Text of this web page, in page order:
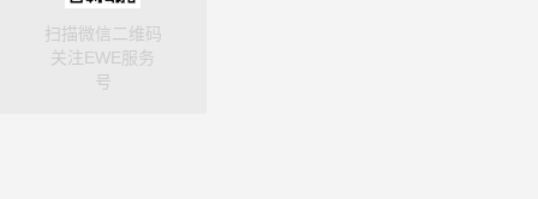
扫描微信二维码
关注EWE服务
号